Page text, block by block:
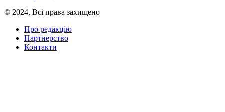
© 2024, Всі права захищено
Про редакцію
Партнерство
Контакти